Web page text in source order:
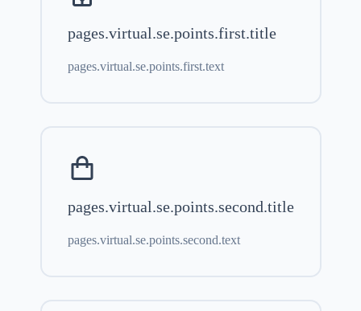
pages.virtual.se.points.first.title
pages.virtual.se.points.first.text
pages.virtual.se.points.second.title
pages.virtual.se.points.second.text